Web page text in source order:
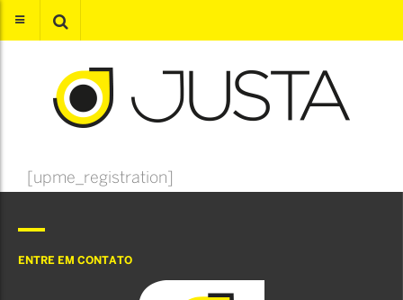
[upme_registration]
ENTRE EM CONTATO